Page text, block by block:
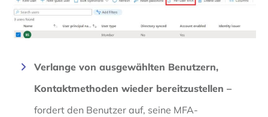
Verlange von ausgewählten Benutzern,
Kontaktmethoden wieder bereitzustellen –
fordert den Benutzer auf, seine MFA-